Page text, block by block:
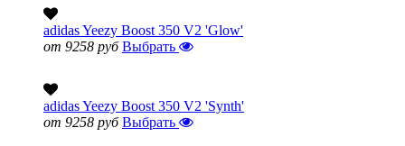
adidas Yeezy Boost 350 V2 'Glow'
от 9258 руб Выбрать
adidas Yeezy Boost 350 V2 'Synth'
от 9258 руб Выбрать